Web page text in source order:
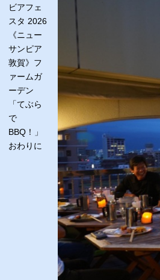
ビアフェ
スタ 2026
《ニュー
サンピア
敦賀》フ
ァームガ
ーデン
「てぶら
で
BBQ！」
おわりに